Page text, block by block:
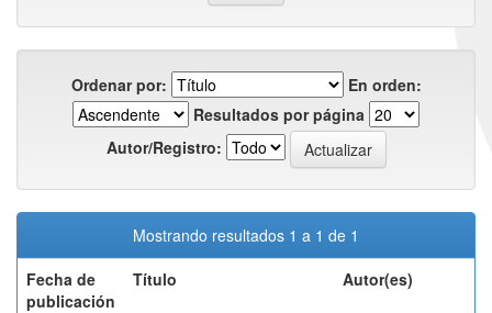
Ordenar por:
En orden:
Resultados por página
Autor/Registro:
Mostrando resultados 1 a 1 de 1
Fecha de
publicación
Título Autor(es)